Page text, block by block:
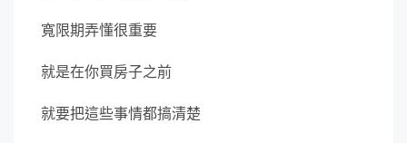
寬限期弄懂很重要
就是在你買房子之前
就要把這些事情都搞清楚